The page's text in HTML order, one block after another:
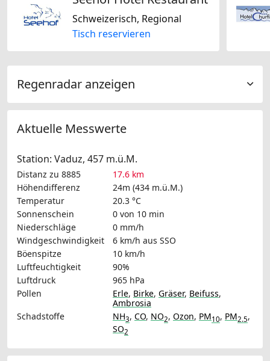
Schweizerisch, Regional
Tisch reservieren
Regenradar anzeigen
Aktuelle Messwerte
Station: Vaduz, 457 m.ü.M.
Distanz zu 8885
17.6 km
Höhendifferenz
24m (434 m.ü.M.)
Temperatur
20.3 °C
Sonnenschein
0 von 10 min
Niederschläge
0 mm/h
Windgeschwindigkeit
6 km/h aus SSO
Böenspitze
10 km/h
Luftfeuchtigkeit
90%
Luftdruck
965 hPa
Pollen
Erle, Birke, Gräser, Beifuss,
Ambrosia
Schadstoffe
NH3, CO, NO2, Ozon, PM10, PM2.5,
SO2